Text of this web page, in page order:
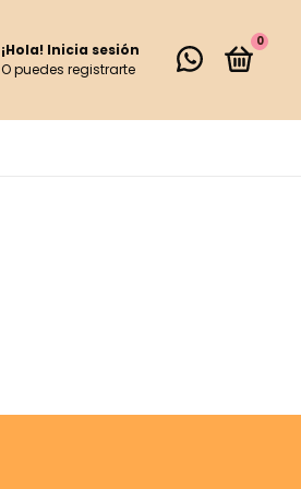
¡Hola! Inicia sesión
O puedes registrarte
0